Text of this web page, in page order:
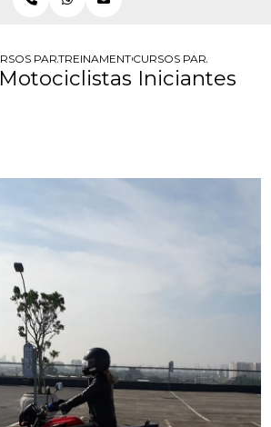
PARA MOTOCICLISTAS
TREINAMENTO DE DIRECAO
CURSOS PARA
Iniciantes